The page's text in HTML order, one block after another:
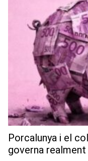
Porcalunya i el
governa realment